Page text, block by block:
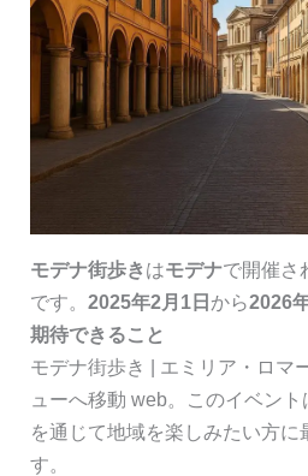
モデナ街歩き はモデナで開催さ
です。 2025年2月1日 から2026
期待できること
モデナ街歩き | エミリア・ロマ
ューへ移動 web。このイベン
を通じて地域を楽しみたい方に
す。